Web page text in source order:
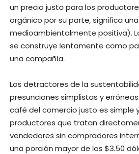
un precio justo para los
orgánico por su parte, significa
medioambientalmente positiva).
se construye lentamente como
una compañía.
Los detractores de la
presunciones simplistas y
café del comercio justo es simple
productores que tratan
vendedores sin compradores
una porción mayor de los $3.50